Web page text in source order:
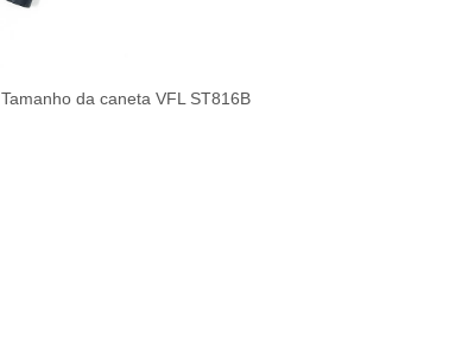
Tamanho da caneta VFL ST816B